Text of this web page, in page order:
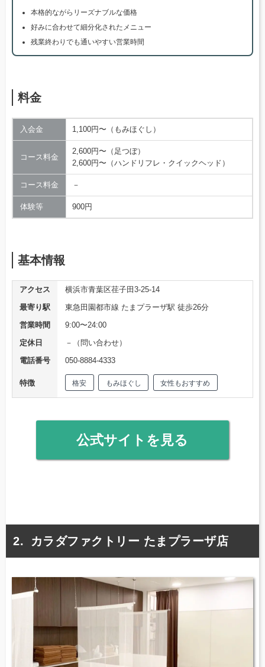
本格的ながらリーズナブルな価格
好みに合わせて細分化されたメニュー
残業終わりでも通いやすい営業時間
料金
入会金 1,100円〜（もみほぐし）
コース料金
2,600円〜（足つぼ）
2,600円〜（ハンドリフレ・クイックヘッド）
コース料金 －
体験等 900円
基本情報
アクセス
横浜市青葉区荏子田3-25-14
最寄り駅
東急田園都市線 たまプラーザ駅 徒歩26分
営業時間
9:00〜24:00
定休日
－（問い合わせ）
電話番号
050-8884-4333
特徴 格安 もみほぐし 女性もおすすめ
公式サイトを見る
カラダファクトリー たまプラーザ店